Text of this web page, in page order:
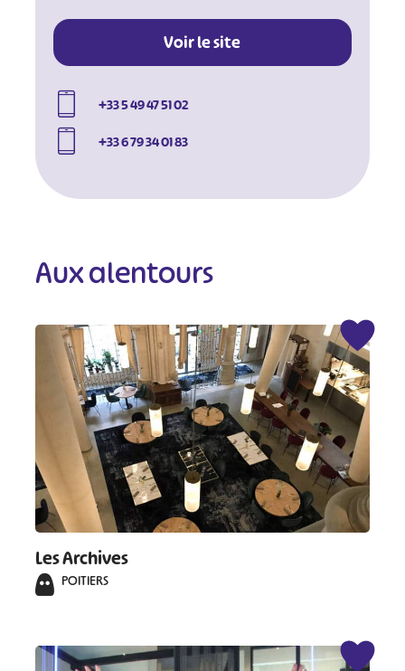
Voir le site
+33 5 49 47 51 02
+33 6 79 34 01 83
Aux alentours
Les Archives
POITIERS